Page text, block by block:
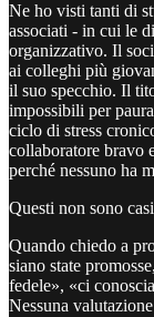
Ne ho visti tanti di
associati - in cui le
organizzativo. Il
ai colleghi più
il suo specchio. Il
impossibili per
ciclo di stress
collaboratore bravo
perché nessuno ha
Questi non sono
Quando chiedo a
siano state
fedele», «ci
Nessuna